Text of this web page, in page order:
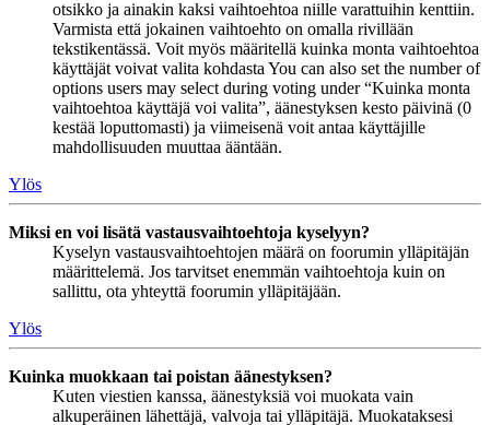
otsikko ja ainakin kaksi vaihtoehtoa niille varattuihin kenttiin.
Varmista että jokainen vaihtoehto on omalla rivillään
tekstikentässä. Voit myös määritellä kuinka monta vaihtoehtoa
käyttäjät voivat valita kohdasta You can also set the number of
options users may select during voting under “Kuinka monta
vaihtoehtoa käyttäjä voi valita”, äänestyksen kesto päivinä (0
kestää loputtomasti) ja viimeisenä voit antaa käyttäjille
mahdollisuuden muuttaa ääntään.
Ylös
Miksi en voi lisätä vastausvaihtoehtoja kyselyyn?
Kyselyn vastausvaihtoehtojen määrä on foorumin ylläpitäjän
määrittelemä. Jos tarvitset enemmän vaihtoehtoja kuin on
sallittu, ota yhteyttä foorumin ylläpitäjään.
Ylös
Kuinka muokkaan tai poistan äänestyksen?
Kuten viestien kanssa, äänestyksiä voi muokata vain
alkuperäinen lähettäjä, valvoja tai ylläpitäjä. Muokataksesi